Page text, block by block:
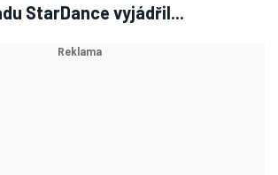
StarDance vyjádřil...